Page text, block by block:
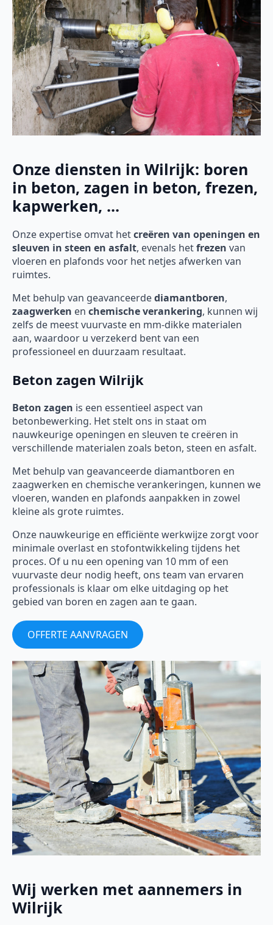
Onze diensten in Wilrijk: boren
in beton, zagen in beton, frezen,
kapwerken, ...
Onze expertise omvat hetcreëren van openingen en
sleuven in steen en asfalt, evenals hetfrezen van
vloeren en plafonds voor het netjes afwerken van
ruimtes.
Met behulp van geavanceerdediamantboren,
zaagwerken en chemische verankering, kunnen wij
zelfs de meest vuurvaste en mm-dikke materialen
aan, waardoor u verzekerd bent van een
professioneel en duurzaam resultaat.
Beton zagen Wilrijk
Beton zagen is een essentieel aspect van
betonbewerking. Het stelt ons in staat om
nauwkeurige openingen en sleuven te creëren in
verschillende materialen zoals beton, steen en asfalt.
Met behulp van geavanceerde diamantboren en
zaagwerken en chemische verankeringen, kunnen we
vloeren, wanden en plafonds aanpakken in zowel
kleine als grote ruimtes.
Onze nauwkeurige en efficiënte werkwijze zorgt voor
minimale overlast en stofontwikkeling tijdens het
proces. Of u nu een opening van 10 mm of een
vuurvaste deur nodig heeft, ons team van ervaren
professionals is klaar om elke uitdaging op het
gebied van boren en zagen aan te gaan.
OFFERTE AANVRAGEN
Wij werken met aannemers in
Wilrijk